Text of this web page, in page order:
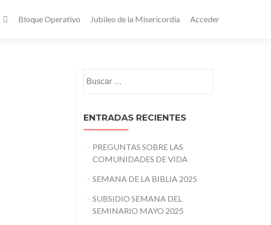
Bloque Operativo Jubileo de la Misericordia Acceder
ENTRADAS RECIENTES
PREGUNTAS SOBRE LAS
COMUNIDADES DE VIDA
SEMANA DE LA BIBLIA 2025
SUBSIDIO SEMANA DEL
SEMINARIO MAYO 2025